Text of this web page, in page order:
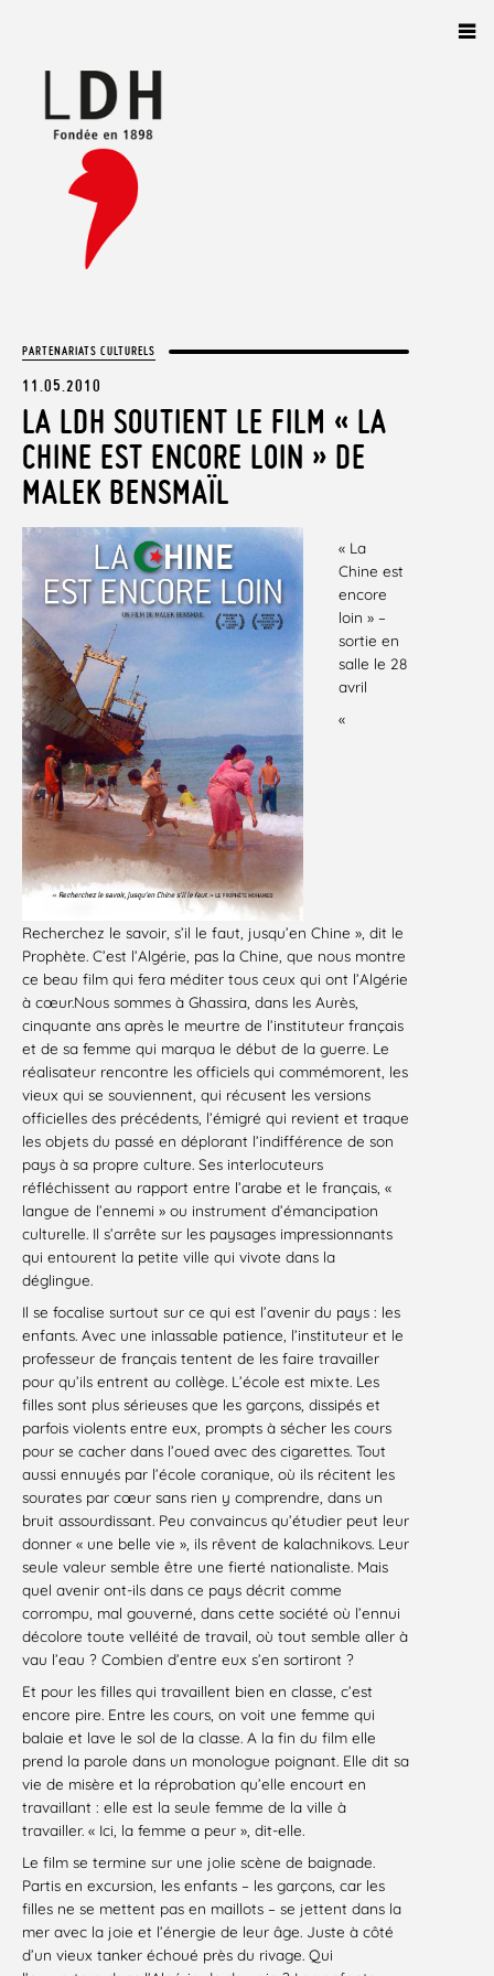
PARTENARIATS CULTURELS
11.05.2010
LA LDH SOUTIENT LE FILM « LA
CHINE EST ENCORE LOIN » DE
MALEK BENSMAÏL
« La
Chine est
encore
loin » –
sortie en
salle le 28
avril
«
Recherchez le savoir, s’il le faut, jusqu’en Chine », dit le
Prophète. C’est l’Algérie, pas la Chine, que nous montre
ce beau film qui fera méditer tous ceux qui ont l’Algérie
à cœur.Nous sommes à Ghassira, dans les Aurès,
cinquante ans après le meurtre de l’instituteur français
et de sa femme qui marqua le début de la guerre. Le
réalisateur rencontre les officiels qui commémorent, les
vieux qui se souviennent, qui récusent les versions
officielles des précédents, l’émigré qui revient et traque
les objets du passé en déplorant l’indifférence de son
pays à sa propre culture. Ses interlocuteurs
réfléchissent au rapport entre l’arabe et le français, «
langue de l’ennemi » ou instrument d’émancipation
culturelle. Il s’arrête sur les paysages impressionnants
qui entourent la petite ville qui vivote dans la
déglingue.
Il se focalise surtout sur ce qui est l’avenir du pays : les
enfants. Avec une inlassable patience, l’instituteur et le
professeur de français tentent de les faire travailler
pour qu’ils entrent au collège. L’école est mixte. Les
filles sont plus sérieuses que les garçons, dissipés et
parfois violents entre eux, prompts à sécher les cours
pour se cacher dans l’oued avec des cigarettes. Tout
aussi ennuyés par l’école coranique, où ils récitent les
sourates par cœur sans rien y comprendre, dans un
bruit assourdissant. Peu convaincus qu’étudier peut leur
donner « une belle vie », ils rêvent de kalachnikovs. Leur
seule valeur semble être une fierté nationaliste. Mais
quel avenir ont-ils dans ce pays décrit comme
corrompu, mal gouverné, dans cette société où l’ennui
décolore toute velléité de travail, où tout semble aller à
vau l’eau ? Combien d’entre eux s’en sortiront ?
Et pour les filles qui travaillent bien en classe, c’est
encore pire. Entre les cours, on voit une femme qui
balaie et lave le sol de la classe. A la fin du film elle
prend la parole dans un monologue poignant. Elle dit sa
vie de misère et la réprobation qu’elle encourt en
travaillant : elle est la seule femme de la ville à
travailler. « Ici, la femme a peur », dit-elle.
Le film se termine sur une jolie scène de baignade.
Partis en excursion, les enfants – les garçons, car les
filles ne se mettent pas en maillots – se jettent dans la
mer avec la joie et l’énergie de leur âge. Juste à côté
d’un vieux tanker échoué près du rivage. Qui